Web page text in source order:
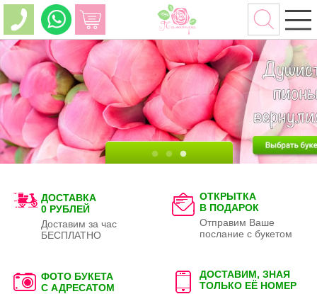
ДОСТАВКА
0 РУБЛЕЙ
Доставим за час
БЕСПЛАТНО
ОТКРЫТКА
В ПОДАРОК
Отправим Ваше
послание с букетом
ФОТО БУКЕТА
С АДРЕСАТОМ
ДОСТАВИМ, ЗНАЯ
ТОЛЬКО ЕЁ НОМЕР